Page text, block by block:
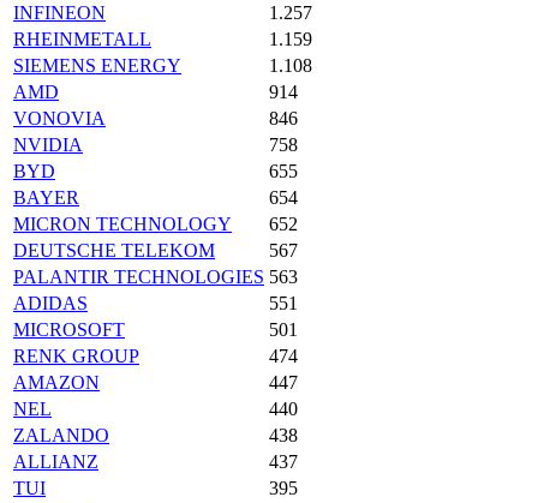
INFINEON
1.257
RHEINMETALL
1.159
SIEMENS ENERGY
1.108
AMD
914
VONOVIA
846
NVIDIA
758
BYD
655
BAYER
654
MICRON TECHNOLOGY
652
DEUTSCHE TELEKOM
567
PALANTIR TECHNOLOGIES 563
ADIDAS
551
MICROSOFT
501
RENK GROUP
474
AMAZON
447
NEL
440
ZALANDO
438
ALLIANZ
437
TUI
395